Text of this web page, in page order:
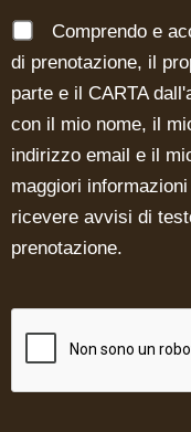
Comprendo e
di prenotazione, il
parte e il CARTA
con il mio nome, il
indirizzo email e il
maggiori
ricevere avvisi di
prenotazione.